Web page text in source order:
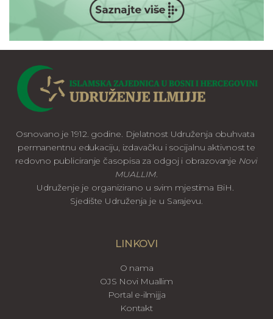
Osnovano je 1912. godine. Djelatnost Udruženja obuhvata
permanentnu edukaciju, izdavačku i socijalnu aktivnost te
redovno publiciranje časopisa za odgoj i obrazovanje Novi
MUALLIM.
Udruženje je organizirano u svim mjestima BiH.
Sjedište Udruženja je u Sarajevu.
LINKOVI
O nama
OJS Novi Muallim
Portal e-ilmijja
Kontakt